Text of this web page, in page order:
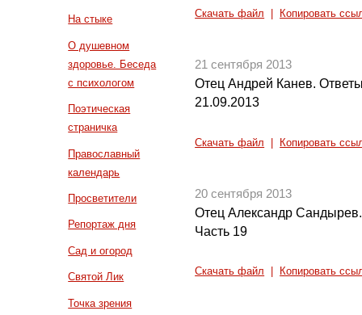
На стыке
О душевном
здоровье. Беседа
с психологом
Поэтическая
страничка
Православный
календарь
Просветители
Репортаж дня
Сад и огород
Святой Лик
Точка зрения
Скачать файл Копировать
21 сентября 2013
Отец Андрей Канев.
21.09.2013
Скачать файл Копировать
20 сентября 2013
Отец Александр
Часть 19
Скачать файл Копировать